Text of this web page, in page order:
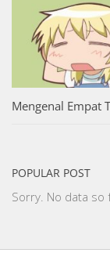
Mengenal Empat
POPULAR POST
Sorry. No data so